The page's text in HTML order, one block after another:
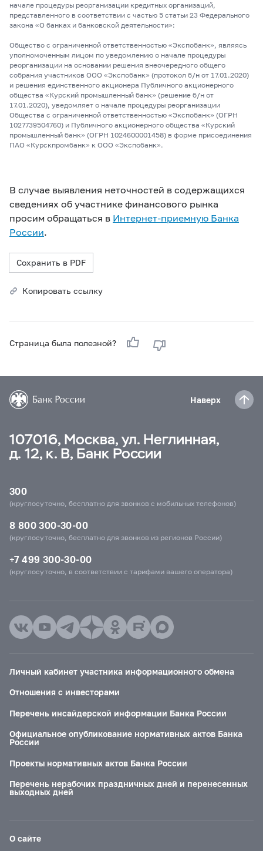
начале процедуры реорганизации кредитных организаций,
представленного в соответствии с частью 5 статьи 23 Федерального
закона «О банках и банковской деятельности»:
Общество с ограниченной ответственностью «Экспобанк», являясь
уполномоченным лицом по уведомлению о начале процедуры
реорганизации на основании решения внеочередного общего
собрания участников ООО «Экспобанк» (протокол б/н от 17.01.2020)
и решения единственного акционера Публичного акционерного
общества «Курский промышленный банк» (решение б/н от
17.01.2020), уведомляет о начале процедуры реорганизации
Общества с ограниченной ответственностью «Экспобанк» (ОГРН
1027739504760) и Публичного акционерного общества «Курский
промышленный банк» (ОГРН 1024600001458) в форме присоединения
ПАО «Курскпромбанк» к ООО «Экспобанк».
В случае выявления неточностей в содержащихся
сведениях об участнике финансового рынка
просим обращаться в Интернет-приемную Банка
России.
Сохранить в PDF
Копировать ссылку
Страница была полезной?
Наверх
107016, Москва, ул. Неглинная,
д. 12, к. В, Банк России
300
(круглосуточно, бесплатно для звонков с мобильных телефонов)
8 800 300-30-00
(круглосуточно, бесплатно для звонков из регионов России)
+7 499 300-30-00
(круглосуточно, в соответствии с тарифами вашего оператора)
Личный кабинет участника информационного обмена
Отношения с инвесторами
Перечень инсайдерской информации Банка России
Официальное опубликование нормативных актов Банка
России
Проекты нормативных актов Банка России
Перечень нерабочих праздничных дней и перенесенных
выходных дней
О сайте